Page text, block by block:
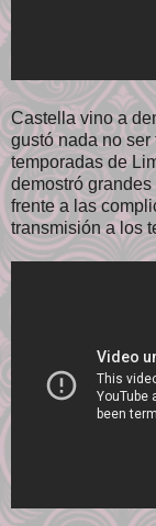
Castella vino a
gustó nada no
temporadas de
demostró
frente a las
transmisión a los